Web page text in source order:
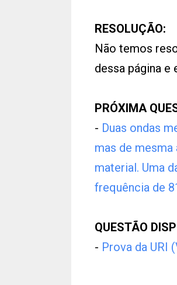
RESOLUÇÃO:
Não temos
dessa página e
PRÓXIMA
- Duas ondas
mas de
material. Uma
frequência de
QUESTÃO
- Prova da URI